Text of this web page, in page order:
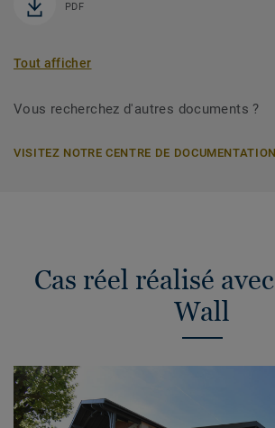
PDF
Tout afficher
Vous recherchez d'autres documents ?
VISITEZ NOTRE CENTRE DE DOCUMENTATION
Cas réel réalisé
Wall